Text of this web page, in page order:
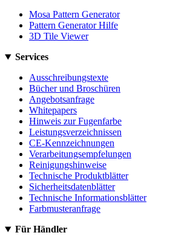
Mosa Pattern Generator
Pattern Generator Hilfe
3D Tile Viewer
Services
Ausschreibungstexte
Bücher und Broschüren
Angebotsanfrage
Whitepapers
Hinweis zur Fugenfarbe
Leistungsverzeichnissen
CE-Kennzeichnungen
Verarbeitungsempfelungen
Reinigungshinweise
Technische Produktblätter
Sicherheitsdatenblätter
Technische Informationsblätter
Farbmusteranfrage
Für Händler